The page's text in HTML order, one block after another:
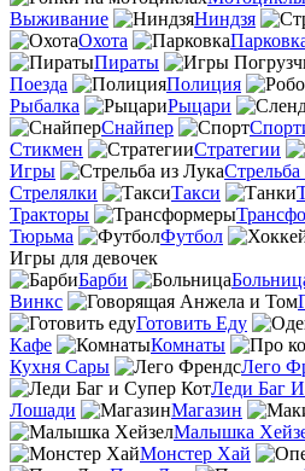
Выживание
Ниндзя
Охота
Пираты
Поезда
Полиция
Рыбалка
Рыцари
Снайпер
Стикмен
Стратегии
Игры
Стрелялки
Такси
Тракторы
Тюрьма
Футбол
Игры для девочек
Барби
Винкс
Готовить Еду
Кафе
Комнаты
Кухня Сары
Лего
Леди Баг
Лошади
Магазин
Малышка
Монстер Хай